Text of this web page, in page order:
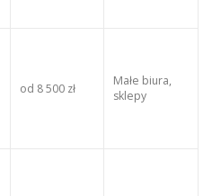
od 8 500 zł
Małe biura,
sklepy